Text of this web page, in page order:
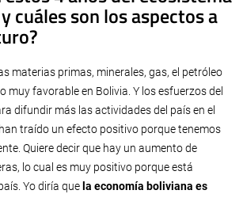
cuáles son los aspectos a
materias primas, minerales, gas, el petróleo
muy favorable en Bolivia. Y los esfuerzos del
difundir más las actividades del país en el
traído un efecto positivo porque tenemos
Quiere decir que hay un aumento de
lo cual es muy positivo porque está
Yo diría que la economía boliviana es